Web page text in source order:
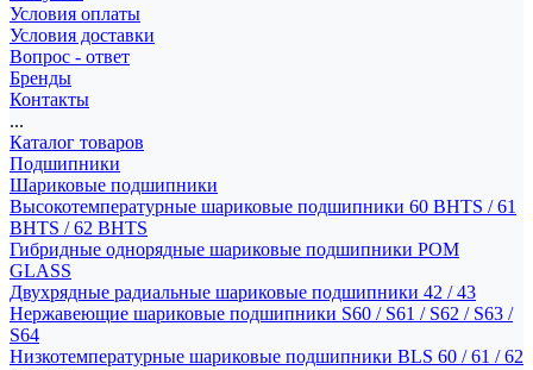
Условия оплаты
Условия доставки
Вопрос - ответ
Бренды
Контакты
...
Каталог товаров
Подшипники
Шариковые подшипники
Высокотемпературные шариковые подшипники 60 BHTS / 61
BHTS / 62 BHTS
Гибридные однорядные шариковые подшипники POM
GLASS
Двухрядные радиальные шариковые подшипники 42 / 43
Нержавеющие шариковые подшипники S60 / S61 / S62 / S63 /
S64
Низкотемпературные шариковые подшипники BLS 60 / 61 / 62